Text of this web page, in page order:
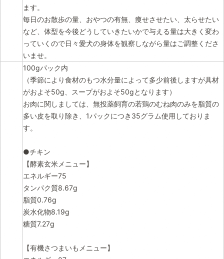
ます。
毎日のお散歩の量、おやつの有無、痩せさせたい、太らせたい
など、体型を今後どうしていきたいかで与える量は大きく変わ
っていくので日々愛犬の身体を観察しながら量はご調整くださ
いませ。
100gパック内
（季節により食材のもつ水分量によって多少前後しますが具材
がおよそ50g、スープがおよそ50gとなります）
お肉に関しましては、無投薬飼育の若鶏のむね肉のみを脂質の
多い皮を取り除き、1パックにつき35グラム使用しておりま
す。
●チキン
【酵素玄米メニュー】
エネルギー75
タンパク質8.67g
脂質0.76g
炭水化物8.19g
糖質7.27g
【有機さつまいもメニュー】